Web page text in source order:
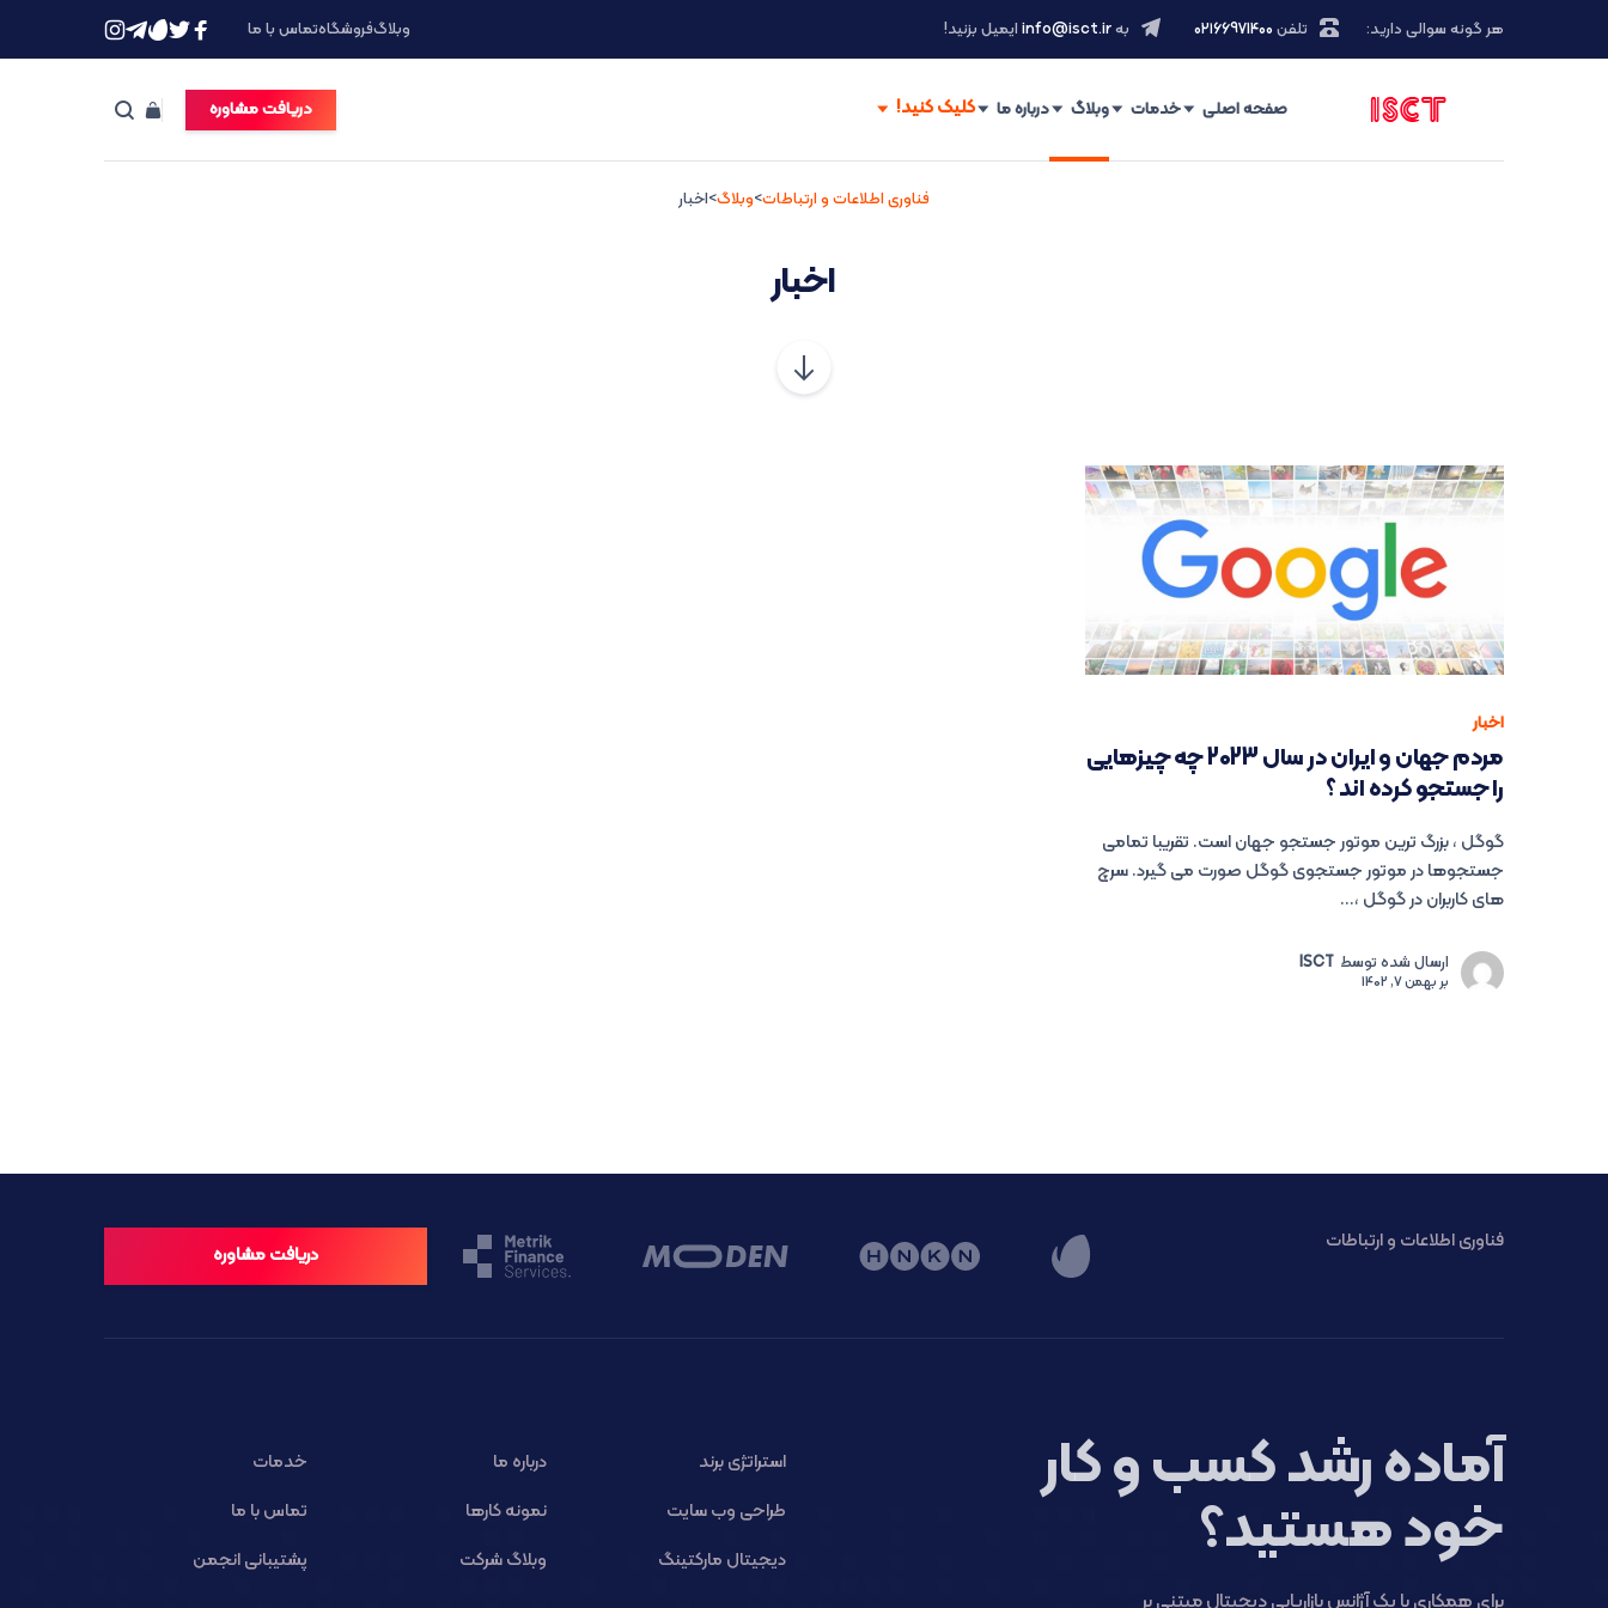
هر گونه سوالی دارید: تلفن ۰۲۱66971400 بهinfo@isct.ir ایمیل بزنید! وبلاگفروشگاهتماس با ما
صفحه اصلی خدمات وبلاگ درباره ما دریافت مشاوره
فناوری اطلاعات و ارتباطات>وبلاگ>اخبار
اخبار
اخبار
مردم جهان و ایران در سال 2023 چه چیزهایی
را جستجو کرده اند ؟
گوگل ، بزرگ ترین موتور جستجو جهان است. تقریبا تمامی
جستجوها در موتور جستجوی گوگل صورت می گیرد. سرچ
های کاربران در گوگل ،...
ارسال شده توسط ISCT
بربهمن 7, 1402
فناوری اطلاعات و ارتباطات
دریافت مشاوره
آماده رشد کسب و کار
خود هستید؟
برای همکاری با یک آژانس بازاریابی دیجیتال مبتنی بر
استراتژی برند درباره ما
خدمات
طراحی وب سایت
نمونه کارها
تماس با ما
دیجیتال مارکتینگ
وبلاگ شرکت پشتیبانی انجمن